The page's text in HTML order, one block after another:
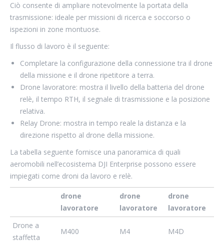
Ciò consente di ampliare notevolmente la portata della
trasmissione: ideale per missioni di ricerca e soccorso o
ispezioni in zone montuose.
Il flusso di lavoro è il seguente:
Completare la configurazione della connessione tra il drone
della missione e il drone ripetitore a terra.
Drone lavoratore: mostra il livello della batteria del drone
relè, il tempo RTH, il segnale di trasmissione e la posizione
relativa.
Relay Drone: mostra in tempo reale la distanza e la
direzione rispetto al drone della missione.
La tabella seguente fornisce una panoramica di quali
aeromobili nell’ecosistema DJI Enterprise possono essere
impiegati come droni da lavoro e relè.
drone
lavoratore
drone
lavoratore
drone
lavoratore
Drone a
staffetta
M400 M4 M4D